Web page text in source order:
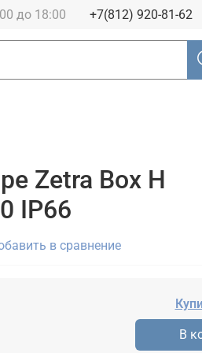
до 18:00 +7(812) 920-81-62
Zetra Box H
IP66
в сравнение
В